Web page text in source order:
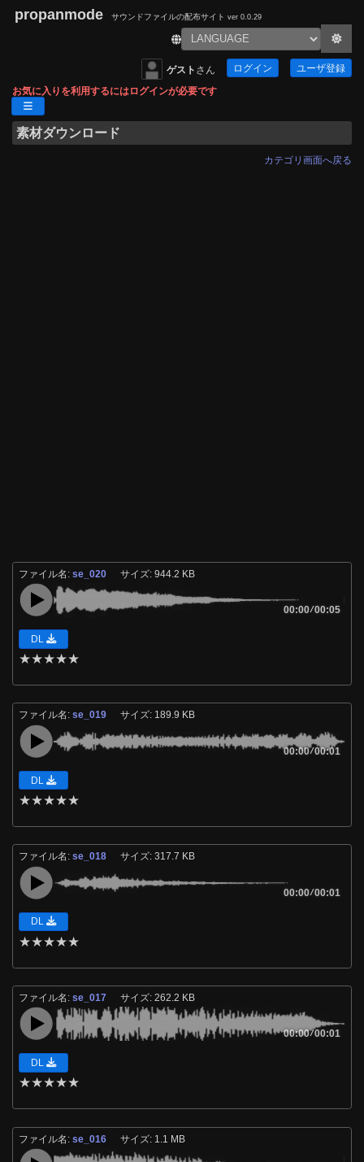
propanmode サウンドファイルの配布サイト ver 0.0.29
ゲスト さん ログイン ユーザ登録
お気に入りを利用するにはログインが必要です
素材ダウンロード
カテゴリ画面へ戻る
ファイル名:se_020 サイズ: 944.2 KB
00:00/00:05
DL
★★★★★
ファイル名:se_019 サイズ: 189.9 KB
00:00/00:01
DL
★★★★★
ファイル名:se_018 サイズ: 317.7 KB
00:00/00:01
DL
★★★★★
ファイル名:se_017 サイズ: 262.2 KB
00:00/00:01
DL
★★★★★
ファイル名:se_016 サイズ: 1.1 MB